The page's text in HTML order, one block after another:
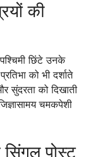
की
छिंटे उनके
को भी दर्शाते
सुंदरता को दिखाती
चमकपेशी
पोस्ट